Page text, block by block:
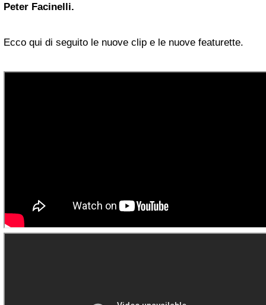
Peter Facinelli.
Ecco qui di seguito le nuove clip e le nuove featurette.